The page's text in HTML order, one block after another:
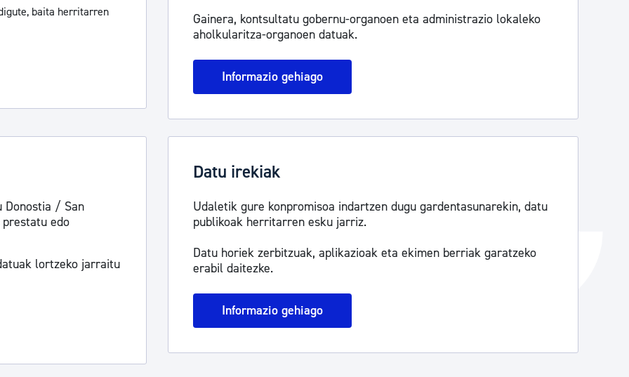
Udal administrazioa
Iragarki ofizialen taula
Egutegi fiskala
Gardentasun ataria
baita herritarren
Gainera, kontsultatu gobernu-organoen eta administrazio lokaleko
aholkularitza-organoen datuak.
Informazio gehiago
Donostia / San
edo
lortzeko jarraitu
Datu irekiak
Udaletik gure konpromisoa indartzen dugu gardentasunarekin, datu
publikoak herritarren esku jarriz.
Datu horiek zerbitzuak, aplikazioak eta ekimen berriak garatzeko
erabil daitezke.
Informazio gehiago